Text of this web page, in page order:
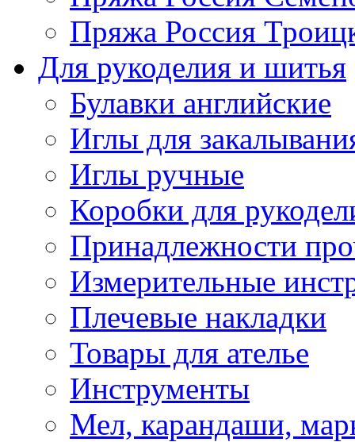
Пряжа Россия
Для рукоделия и шитья
Булавки английские
Иглы для
Иглы ручные
Коробки для
Принадлежности
Измерительные
Плечевые накладки
Товары для ателье
Инструменты
Мел, карандаши,